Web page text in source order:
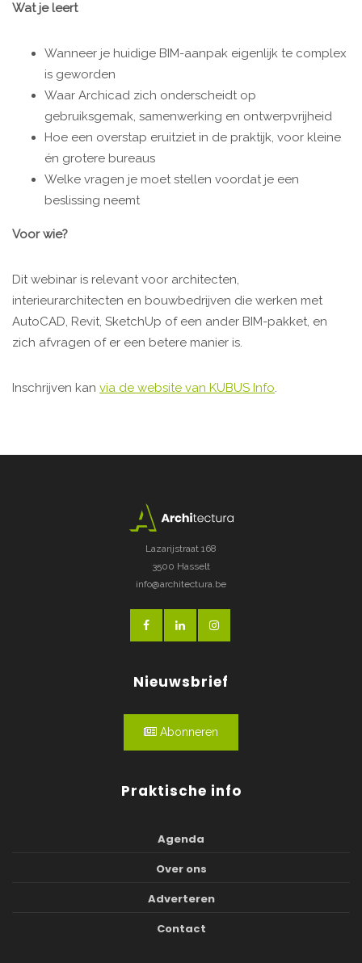
Wat je leert
Wanneer je huidige BIM-aanpak eigenlijk te complex
is geworden
Waar Archicad zich onderscheidt op
gebruiksgemak, samenwerking en ontwerpvrijheid
Hoe een overstap eruitziet in de praktijk, voor kleine
én grotere bureaus
Welke vragen je moet stellen voordat je een
beslissing neemt
Voor wie?
Dit webinar is relevant voor architecten,
interieurarchitecten en bouwbedrijven die werken met
AutoCAD, Revit, SketchUp of een ander BIM-pakket, en
zich afvragen of er een betere manier is.
Inschrijven kan via de website van KUBUS Info.
Lazarijstraat 168
3500 Hasselt
info@architectura.be
Nieuwsbrief
Abonneren
Praktische info
Agenda
Over ons
Adverteren
Contact